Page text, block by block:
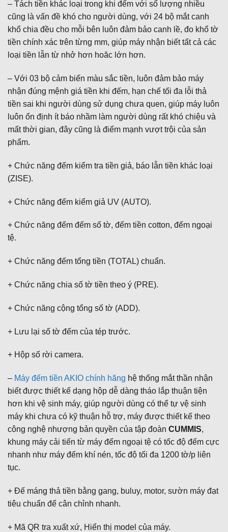
– Tách tiền khác loại trong khi đếm với số lượng nhiều
cũng là vấn đề khó cho người dùng, với 24 bộ mắt canh
khổ chia đều cho mỗi bên luôn đảm bảo canh lề, đo khổ tờ
tiền chính xác trên từng mm, giúp máy nhận biết tất cả các
loại tiền lẫn từ nhở hơn hoăc lớn hơn.
– Với 03 bộ cảm biến màu sắc tiền, luôn đảm bảo máy
nhận đúng mệnh giá tiền khi đếm, hạn chế tối đa lỗi thả
tiền sai khi người dùng sử dụng chưa quen, giúp máy luôn
luôn ổn định ít báo nhầm làm người dùng rất khó chiệu và
mất thời gian, đây cũng là điểm mạnh vượt trội của sản
phẩm.
+ Chức năng đếm kiểm tra tiền giả, báo lẫn tiền khác loại
(ZISE).
+ Chức năng đếm kiểm giả UV (AUTO).
+ Chức năng đếm đếm số tờ, đếm tiền cotton, đếm ngoại
tệ.
+ Chức năng đếm tổng tiền (TOTAL) chuẩn.
+ Chức năng chia số tờ tiền theo ý (PRE).
+ Chức năng cộng tổng số tờ (ADD).
+ Lưu lại số tờ đếm của tép trước.
+ Hộp số rời camera.
– Máy đếm tiền AKIO chính hãng hệ thống mắt thần nhận
biết được thiết kế dạng hộp dễ dàng tháo lắp thuận tiện
hơn khi vệ sinh máy, giúp người dùng có thể tự vệ sinh
máy khi chưa có kỹ thuận hỗ trợ, máy được thiết kế theo
công nghệ nhượng bản quyền của tập đoàn CUMMIS,
khung máy cải tiến từ máy đếm ngoại tệ có tốc độ đếm cực
nhanh như máy đếm khí nén, tốc độ tối đa 1200 tờ/p liên
tục.
+ Đế máng thả tiền bằng gang, buluy, motor, sườn máy đạt
tiêu chuẩn để cân chỉnh nhanh.
+ Mã QR tra xuất xứ, Hiển thị model của máy.